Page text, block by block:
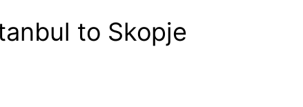
to Skopje